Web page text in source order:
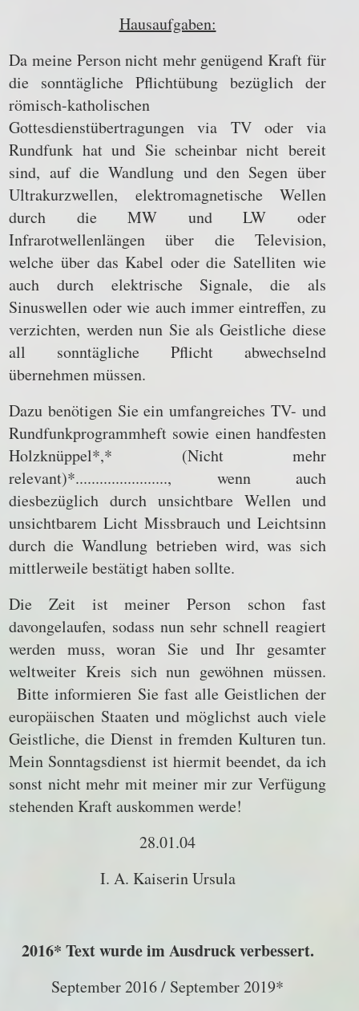
Hausaufgaben:
Da meine Person nicht mehr genügend Kraft für
die sonntägliche Pflichtübung bezüglich der
römisch-katholischen
Gottesdienstübertragungen via TV oder via
Rundfunk hat und Sie scheinbar nicht bereit
sind, auf die Wandlung und den Segen über
Ultrakurzwellen, elektromagnetische Wellen
durch die MW und LW oder
Infrarotwellenlängen über die Television,
welche über das Kabel oder die Satelliten wie
auch durch elektrische Signale, die als
Sinuswellen oder wie auch immer eintreffen, zu
verzichten, werden nun Sie als Geistliche diese
all sonntägliche Pflicht abwechselnd
übernehmen müssen.
Dazu benötigen Sie ein umfangreiches TV- und
Rundfunkprogrammheft sowie einen handfesten
Holzknüppel*,* (Nicht mehr
relevant)*......................., wenn auch
diesbezüglich durch unsichtbare Wellen und
unsichtbarem Licht Missbrauch und Leichtsinn
durch die Wandlung betrieben wird, was sich
mittlerweile bestätigt haben sollte.
Die Zeit ist meiner Person schon fast
davongelaufen, sodass nun sehr schnell reagiert
werden muss, woran Sie und Ihr gesamter
weltweiter Kreis sich nun gewöhnen müssen.
Bitte informieren Sie fast alle Geistlichen der
europäischen Staaten und möglichst auch viele
Geistliche, die Dienst in fremden Kulturen tun.
Mein Sonntagsdienst ist hiermit beendet, da ich
sonst nicht mehr mit meiner mir zur Verfügung
stehenden Kraft auskommen werde!
28.01.04
I. A. Kaiserin Ursula
2016* Text wurde im Ausdruck verbessert.
September 2016 / September 2019*